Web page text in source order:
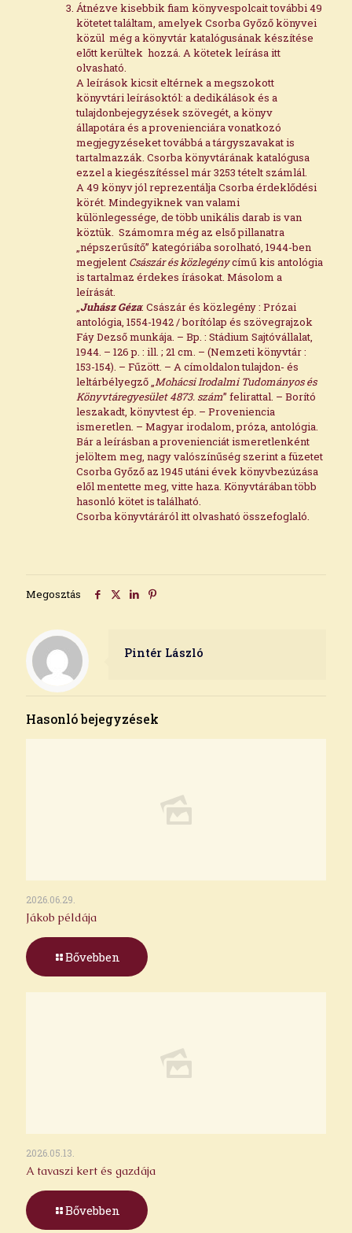
Átnézve kisebbik fiam könyvespolcait további 49
kötetet találtam, amelyek Csorba Győző könyvei
közül még a könyvtár katalógusának készítése
előtt kerültek hozzá. A kötetek leírása itt
olvasható.
A leírások kicsit eltérnek a megszokott
könyvtári leírásoktól: a dedikálások és a
tulajdonbejegyzések szövegét, a könyv
állapotára és a provenienciára vonatkozó
megjegyzéseket továbbá a tárgyszavakat is
tartalmazzák. Csorba könyvtárának katalógusa
ezzel a kiegészítéssel már 3253 tételt számlál.
A 49 könyv jól reprezentálja Csorba érdeklődési
körét. Mindegyiknek van valami
különlegessége, de több unikális darab is van
köztük. Számomra még az első pillanatra
„népszerűsítő” kategóriába sorolható, 1944-ben
megjelent Császár és közlegénycímű kis antológia
is tartalmaz érdekes írásokat. Másolom a
leírását.
„Juhász Géza: Császár és közlegény : Prózai
antológia, 1554-1942 / borítólap és szövegrajzok
Fáy Dezső munkája. – Bp. : Stádium Sajtóvállalat,
1944. – 126 p. : ill. ; 21 cm. – (Nemzeti könyvtár :
153-154). – Fűzött. ­– A címoldalon tulajdon- és
leltárbélyegző „Mohácsi Irodalmi Tudományos és
Könyvtáregyesület 4873. szám” felirattal. – Borító
leszakadt, könyvtest ép. – Proveniencia
ismeretlen. – Magyar irodalom, próza, antológia.
Bár a leírásban a provenienciát ismeretlenként
jelöltem meg, nagy valószínűség szerint a füzetet
Csorba Győző az 1945 utáni évek könyvbezúzása
elől mentette meg, vitte haza. Könyvtárában több
hasonló kötet is található.
Csorba könyvtáráról itt olvasható összefoglaló.
Megosztás
Pintér László
Hasonló bejegyzések
2026.06.29.
Jákob példája
Bővebben
2026.05.13.
A tavaszi kert és gazdája
Bővebben